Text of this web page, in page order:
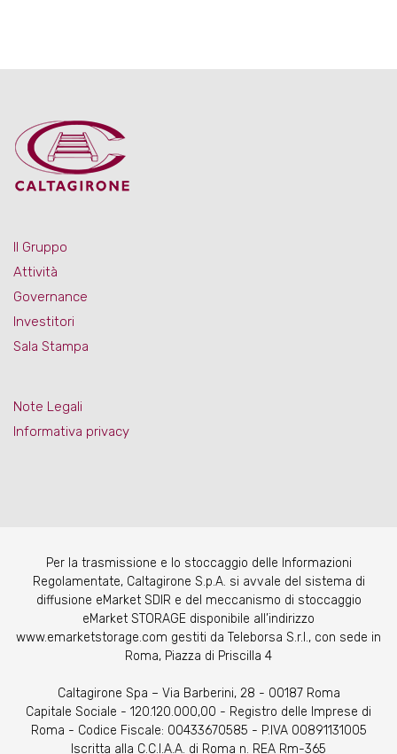
Il Gruppo
Attività
Governance
Investitori
Sala Stampa
Note Legali
Informativa privacy
Per la trasmissione e lo stoccaggio delle Informazioni
Regolamentate, Caltagirone S.p.A. si avvale del sistema di
diffusione eMarket SDIR e del meccanismo di stoccaggio
eMarket STORAGE disponibile all’indirizzo
www.emarketstorage.com gestiti da Teleborsa S.r.l., con sede in
Roma, Piazza di Priscilla 4
Caltagirone Spa – Via Barberini, 28 - 00187 Roma
Capitale Sociale - 120.120.000,00 - Registro delle Imprese di
Roma - Codice Fiscale: 00433670585 - P.IVA 00891131005
Iscritta alla C.C.I.A.A. di Roma n. REA Rm-365